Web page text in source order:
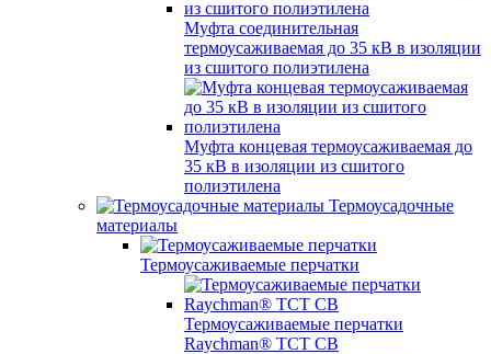
Муфта соединительная
термоусаживаемая до 35 кВ в изоляции
из сшитого полиэтилена
Муфта концевая термоусаживаемая до
35 кВ в изоляции из сшитого
полиэтилена
Термоусадочные
материалы
Термоусаживаемые перчатки
Термоусаживаемые перчатки
Raychman® TCT CB